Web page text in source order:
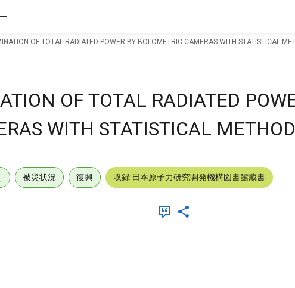
OF TOTAL RADIATED POWER BY BOLOMETRIC CAMERAS WITH STATISTICAL
OF TOTAL RADIATED
WITH STATISTICAL
被災状況 復興 収録:日本原子力研究開発機構図書館蔵書